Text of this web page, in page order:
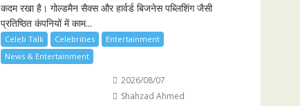
कदम रखा है। गोल्डमैन सैक्स और हार्वर्ड बिजनेस पब्लिशिंग जैसी
प्रतिष्ठित कंपनियों में काम...
Celeb Talk Celebrities
Entertainment
News & Entertainment
2026/08/07
Shahzad Ahmed